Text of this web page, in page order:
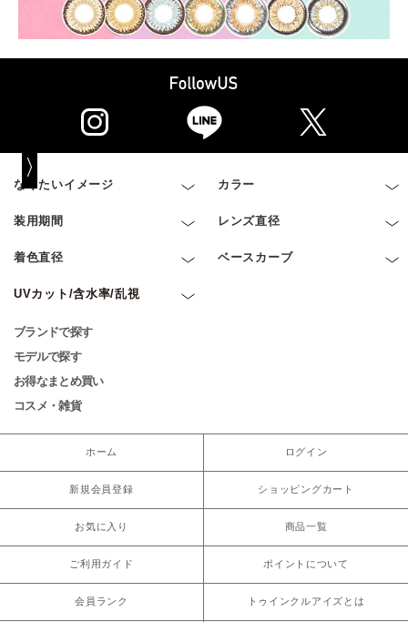
なりたいイメージ カラー
装用期間 レンズ直径
着色直径 ベースカーブ
UVカット/含水率/乱視
ブランドで探す
モデルで探す
お得なまとめ買い
コスメ・雑貨
ホーム ログイン
新規会員登録 ショッピングカート
お気に入り 商品一覧
ご利用ガイド ポイントについて
会員ランク トゥインクルアイズとは